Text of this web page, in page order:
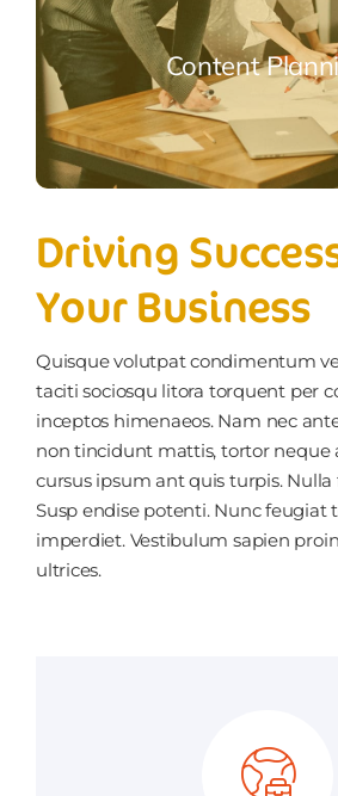
Content
Driving
Your Business
Quisque volutpat condimentum
taciti sociosqu litora torquent per
inceptos himenaeos. Nam nec
non tincidunt mattis, tortor neque
cursus ipsum ant quis turpis. Nulla
Susp endise potenti. Nunc feugiat
imperdiet. Vestibulum sapien
ultrices.